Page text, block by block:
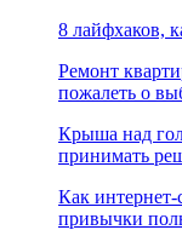
8 лайфхаков,
Ремонт
пожалеть о
Крыша над
принимать
Как
привычки